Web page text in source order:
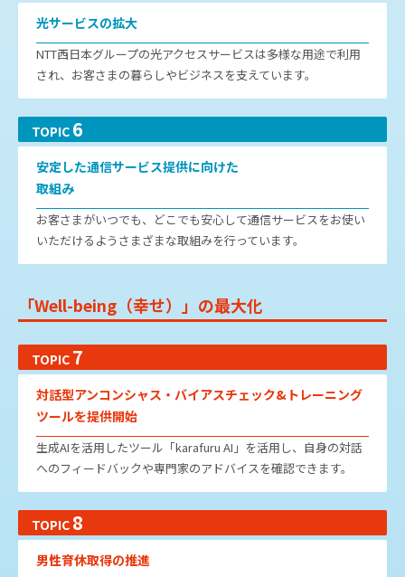
光サービスの拡大
NTT西日本グループの光アクセスサービスは多様な用途で利用
され、お客さまの暮らしやビジネスを支えています。
TOPIC 6
安定した通信サービス提供に向けた
取組み
お客さまがいつでも、どこでも安心して通信サービスをお使い
いただけるようさまざまな取組みを行っています。
「Well-being（幸せ）」の最大化
TOPIC 7
対話型アンコンシャス・バイアスチェック&トレーニング
ツールを提供開始
生成AIを活用したツール「karafuru AI」を活用し、自身の対話
へのフィードバックや専門家のアドバイスを確認できます。
TOPIC 8
男性育休取得の推進